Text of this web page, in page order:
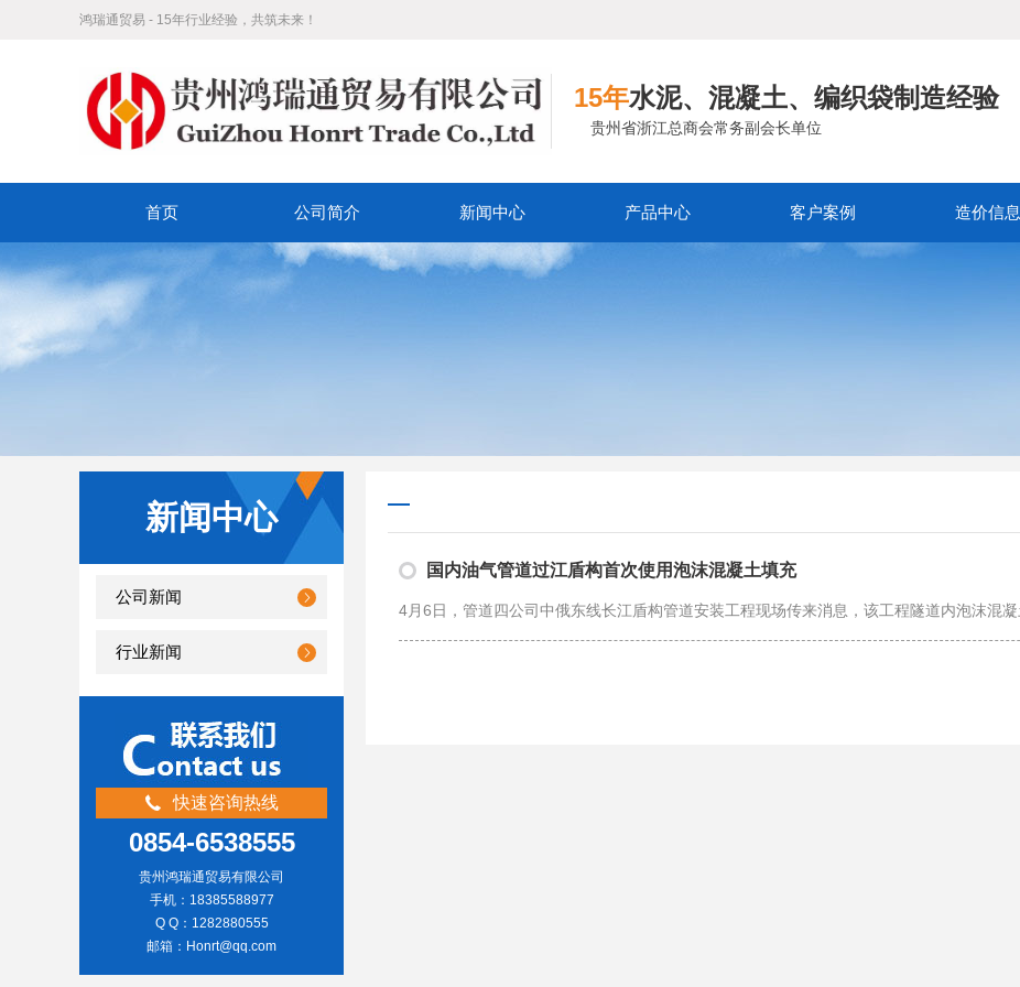
鸿瑞通贸易 - 15年行业经验，共筑未来！
15年水泥、混凝土、编织袋制造经验
贵州省浙江总商会常务副会长单位
首页 公司简介 新闻中心 产品中心 客户案例 造价信息
新闻中心
公司新闻
行业新闻
快速咨询热线
0854-6538555
贵州鸿瑞通贸易有限公司
手机：18385588977
Q Q：1282880555
邮箱：Honrt@qq.com
国内油气管道过江盾构首次使用泡沫混凝土填充